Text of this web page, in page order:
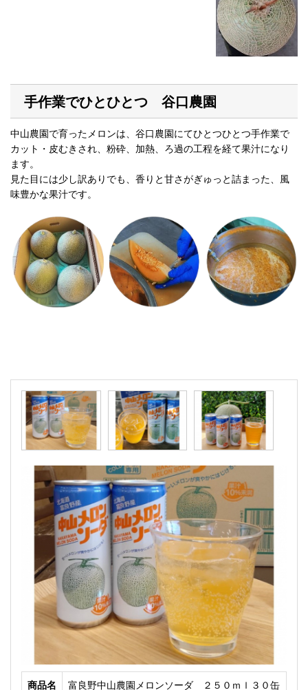
手作業でひとひとつ 谷口農園
中山農園で育ったメロンは、谷口農園にてひとつひとつ手作業で
カット・皮むきされ、粉砕、加熱、ろ過の工程を経て果汁になり
ます。
見た目には少し訳ありでも、香りと甘さがぎゅっと詰まった、風
味豊かな果汁です。
商品名 富良野中山農園メロンソーダ ２５０ｍｌ３０缶